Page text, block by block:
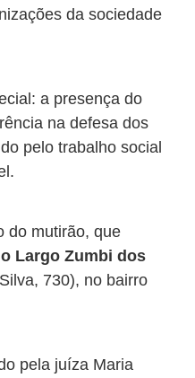
da sociedade
a presença do
na defesa dos
pelo trabalho social
do mutirão, que
Largo Zumbi dos
730), no bairro
pela juíza Maria